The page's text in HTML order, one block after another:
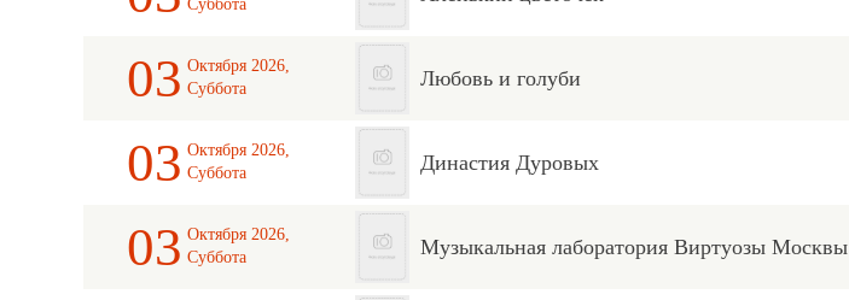
Суббота
03 Октября 2026,
Суббота
Любовь и голуби
03 Октября 2026,
Суббота
Династия Дуровых
03 Октября 2026,
Суббота
Музыкальная лаборатория Виртуозы Москвы